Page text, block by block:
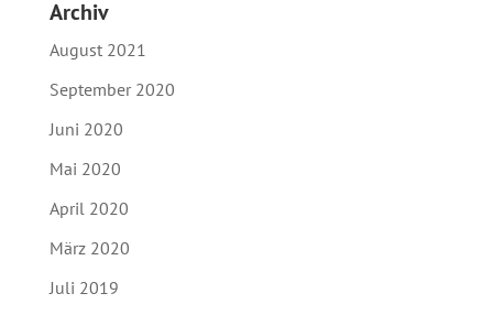
Archiv
August 2021
September 2020
Juni 2020
Mai 2020
April 2020
März 2020
Juli 2019